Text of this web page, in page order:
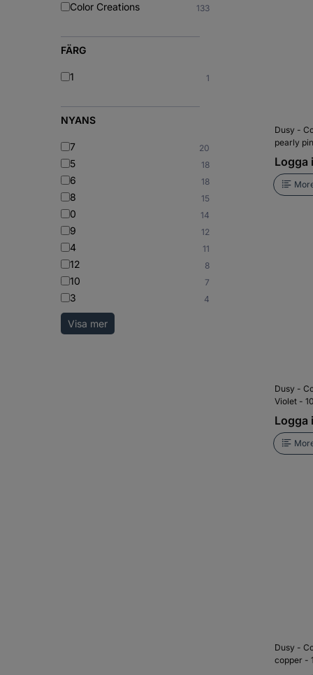
Color Creations 133
FÄRG
1 1
NYANS
7 20
5 18
6 18
8 15
0 14
9 12
4 11
12 8
10 7
3 4
Visa mer
Dusy -
pearly
Logga
Dusy -
Violet -
Logga
Dusy -
copper -